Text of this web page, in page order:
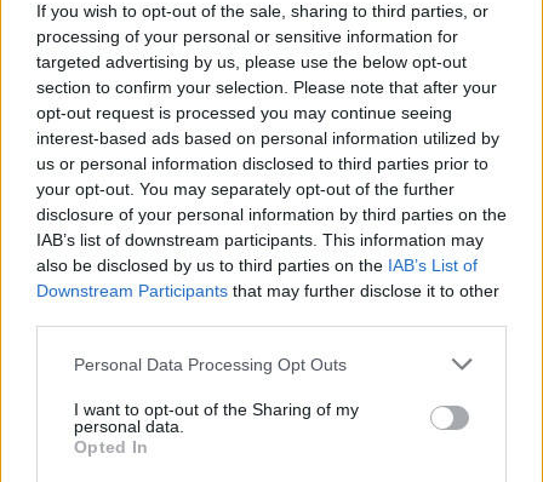
If you wish to opt-out of the sale, sharing to third parties, or
processing of your personal or sensitive information for
targeted advertising by us, please use the below opt-out
section to confirm your selection. Please note that after your
opt-out request is processed you may continue seeing
interest-based ads based on personal information utilized by
us or personal information disclosed to third parties prior to
your opt-out. You may separately opt-out of the further
disclosure of your personal information by third parties on the
IAB’s list of downstream participants. This information may
also be disclosed by us to third parties on the IAB’s List of
Downstream Participants that may further disclose it to other
Personal Data Processing Opt Outs
I want to opt-out of the Sharing of my
personal data.
Opted In
Η Byte Computer
βραβεύτηκε ως
«Expansion Partner of the
Year»
13/09/2024 - 12:24
50.000 επιχειρήσεις για
την υποχρέωση
διασύνδεσης POS -
ταμειακών συστημάτων
13/09/2024 - 13:06